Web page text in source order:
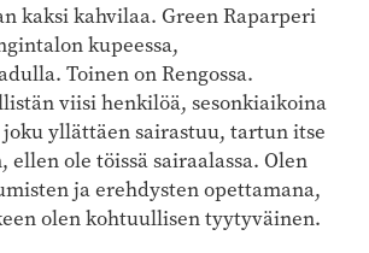
kaksi kahvilaa. Green Raparperi
kupeessa,
Toinen on Rengossa.
viisi henkilöä, sesonkiaikoina
yllättäen sairastuu, tartun itse
ellen ole töissä sairaalassa. Olen
ja erehdysten opettamana,
olen kohtuullisen tyytyväinen.